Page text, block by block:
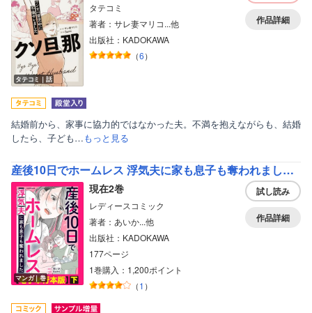
タテコミ｜話
タテコミ
著者：サレ妻マリコ...他
出版社：KADOKAWA
（6）
作品詳細
結婚前から、家事に協力的ではなかった夫。不満を抱えながらも、結婚
したら、子ども…もっと見る
産後10日でホームレス 浮気夫に家も息子も奪われました【電子単行本版】
マンガ｜巻
現在2巻
レディースコミック
著者：あいか...他
出版社：KADOKAWA
177ページ
1巻購入：1,200ポイント
（1 ）
試し読み
作品詳細